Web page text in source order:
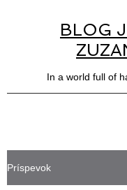
BLOG
In a world full of
Príspevok